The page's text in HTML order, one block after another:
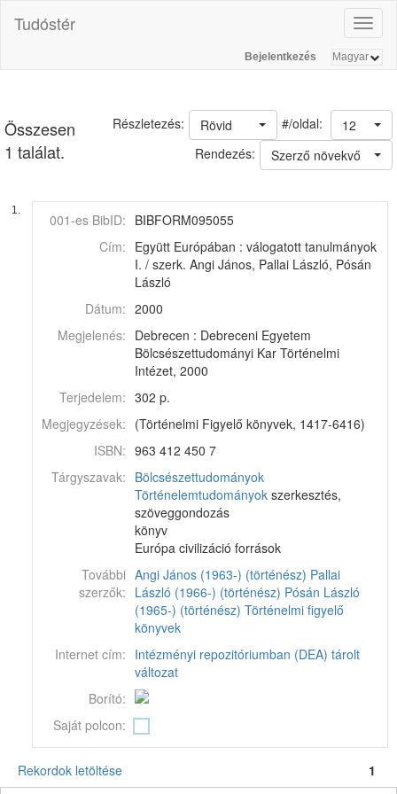
Tudóstér
Bejelentkezés
Összesen
1 találat.
#/oldal: 12
Rövid
Részletezés:
Rendezés:
Szerző növekvő
1.
001-es BibID: BIBFORM095055
Cím: Együtt Európában : válogatott tanulmányok
I. / szerk. Angi János, Pallai László, Pósán
László
Dátum: 2000
Megjelenés: Debrecen : Debreceni Egyetem
Bölcsészettudományi Kar Történelmi
Intézet, 2000
Terjedelem: 302 p.
Megjegyzések: (Történelmi Figyelő könyvek, 1417-6416)
ISBN: 963 412 450 7
Tárgyszavak: Bölcsészettudományok
Történelemtudományok szerkesztés,
szöveggondozás
könyv
Európa civilizáció források
További
szerzők:
Angi János (1963-) (történész) Pallai
László (1966-) (történész) Pósán László
(1965-) (történész) Történelmi figyelő
könyvek
Internet cím: Intézményi repozitóriumban (DEA) tárolt
változat
Borító:
Saját polcon:
Rekordok letöltése 1